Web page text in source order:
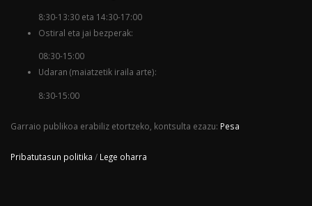
8:30-13:30 eta 14:30-17:00
Ostiral eta jai bezperak:
08:30-15:00
Udaran (maiatzetik iraila arte):
8:30-15:00
Garraio publikoa erabiliz etortzeko, kontsulta ezazu: Pesa
Pribatutasun politika / Lege oharra